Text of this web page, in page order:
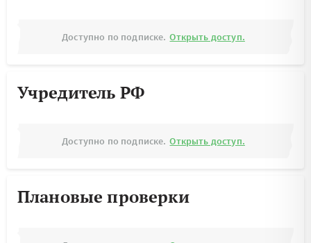
Доступно по подписке. Открыть доступ.
Учредитель РФ
Доступно по подписке. Открыть доступ.
Плановые проверки